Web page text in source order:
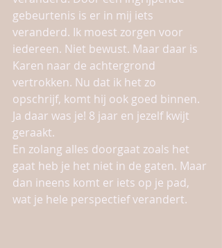
gebeurtenis is er in mij iets
veranderd. Ik moest zorgen voor
iedereen. Niet bewust. Maar daar is
Karen naar de achtergrond
vertrokken. Nu dat ik het zo
opschrijf, komt hij ook goed binnen.
Ja daar was je! 8 jaar en jezelf kwijt
geraakt.
En zolang alles doorgaat zoals het
gaat heb je het niet in de gaten. Maar
dan ineens komt er iets op je pad,
wat je hele perspectief verandert.